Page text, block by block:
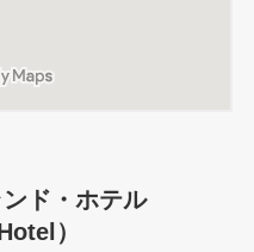
ド・ホテル
）